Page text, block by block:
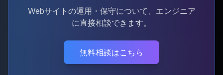
Webサイトの運用・保守について、エンジニア
に直接相談できます。
無料相談はこちら